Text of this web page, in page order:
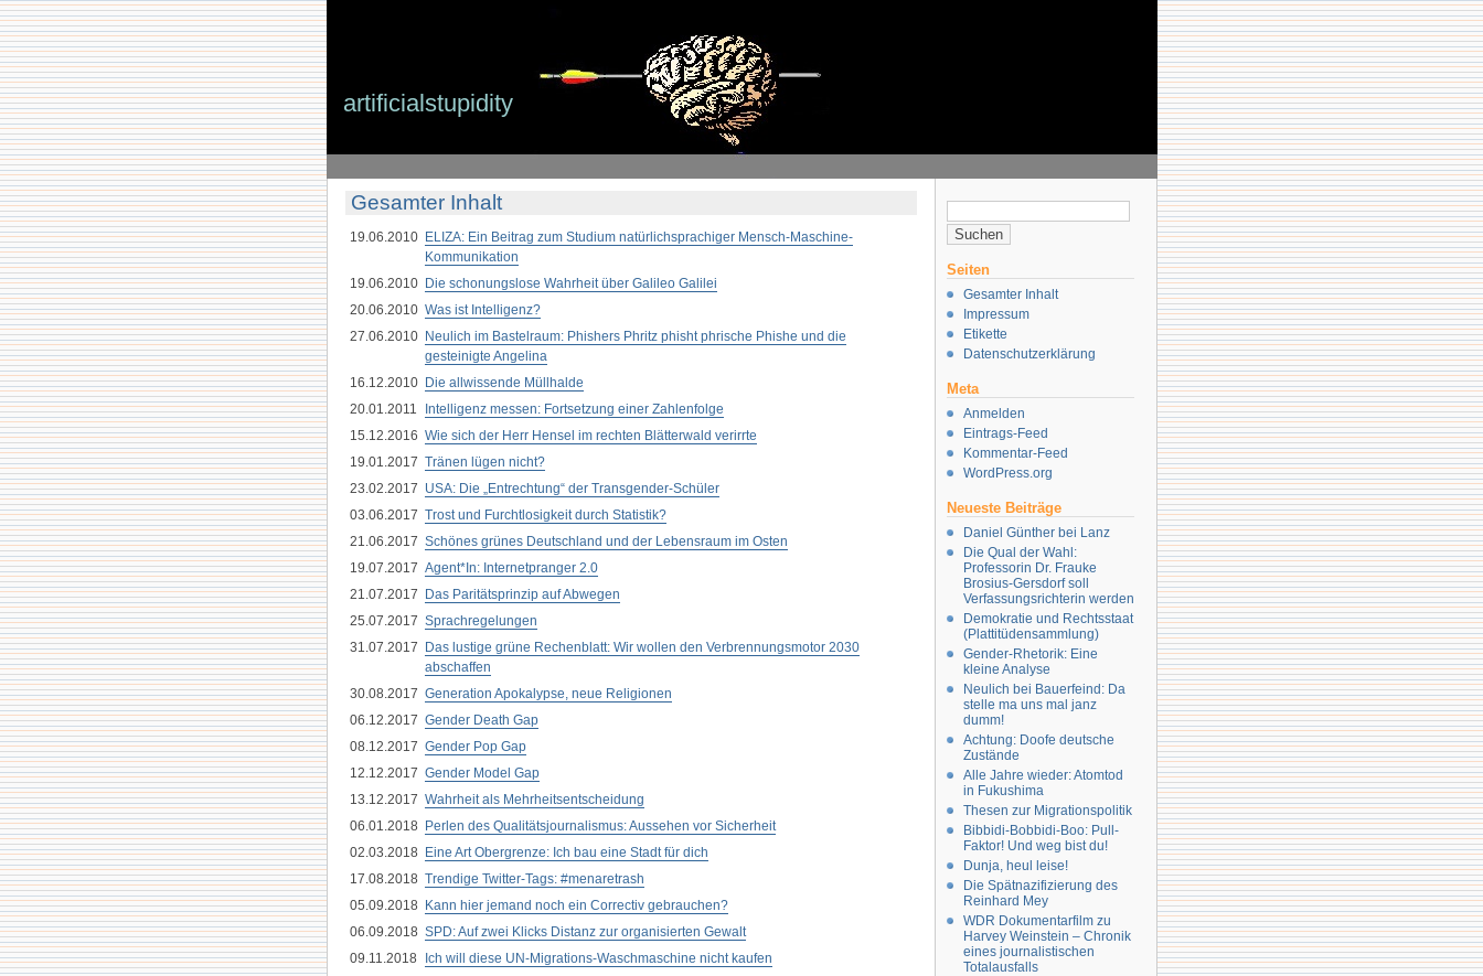
artificialstupidity
nach:
Seiten
Gesamter Inhalt
Impressum
Etikette
Datenschutzerklärung
Meta
Anmelden
Eintrags-Feed
Kommentar-Feed
WordPress.org
Neueste Beiträge
Daniel Günther bei Lanz
Die Qual der Wahl:
Professorin Dr. Frauke
Brosius-Gersdorf soll
Verfassungsrichterin werden
Demokratie und Rechtsstaat
(Plattitüdensammlung)
Gender-Rhetorik: Eine
kleine Analyse
Neulich bei Bauerfeind: Da
stelle ma uns mal janz
dumm!
Achtung: Doofe deutsche
Zustände
Alle Jahre wieder: Atomtod
in Fukushima
Thesen zur Migrationspolitik
Bibbidi-Bobbidi-Boo: Pull-
Faktor! Und weg bist du!
Dunja, heul leise!
Die Spätnazifizierung des
Reinhard Mey
WDR Dokumentarfilm zu
Harvey Weinstein – Chronik
eines journalistischen
Totalausfalls
Gesamter Inhalt
19.06.2010
ELIZA: Ein Beitrag zum Studium natürlichsprachiger Mensch-Maschine-
Kommunikation
19.06.2010
Die schonungslose Wahrheit über Galileo Galilei
20.06.2010 Was ist Intelligenz?
27.06.2010
Neulich im Bastelraum: Phishers Phritz phisht phrische Phishe und die
gesteinigte Angelina
16.12.2010
Die allwissende Müllhalde
20.01.2011
Intelligenz messen: Fortsetzung einer Zahlenfolge
15.12.2016 Wie sich der Herr Hensel im rechten Blätterwald verirrte
19.01.2017 Tränen lügen nicht?
23.02.2017 USA: Die „Entrechtung“ der Transgender-Schüler
03.06.2017 Trost und Furchtlosigkeit durch Statistik?
21.06.2017 Schönes grünes Deutschland und der Lebensraum im Osten
19.07.2017 Agent*In: Internetpranger 2.0
21.07.2017
Das Paritätsprinzip auf Abwegen
25.07.2017 Sprachregelungen
31.07.2017
Das lustige grüne Rechenblatt: Wir wollen den Verbrennungsmotor 2030
abschaffen
30.08.2017 Generation Apokalypse, neue Religionen
06.12.2017 Gender Death Gap
08.12.2017 Gender Pop Gap
12.12.2017 Gender Model Gap
13.12.2017 Wahrheit als Mehrheitsentscheidung
06.01.2018
Perlen des Qualitätsjournalismus: Aussehen vor Sicherheit
02.03.2018
Eine Art Obergrenze: Ich bau eine Stadt für dich
17.08.2018 Trendige Twitter-Tags: #menaretrash
05.09.2018
Kann hier jemand noch ein Correctiv gebrauchen?
06.09.2018 SPD: Auf zwei Klicks Distanz zur organisierten Gewalt
09.11.2018
Ich will diese UN-Migrations-Waschmaschine nicht kaufen